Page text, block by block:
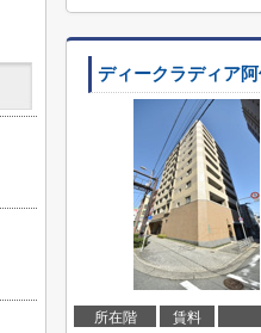
ディークラディア
所在階 賃料